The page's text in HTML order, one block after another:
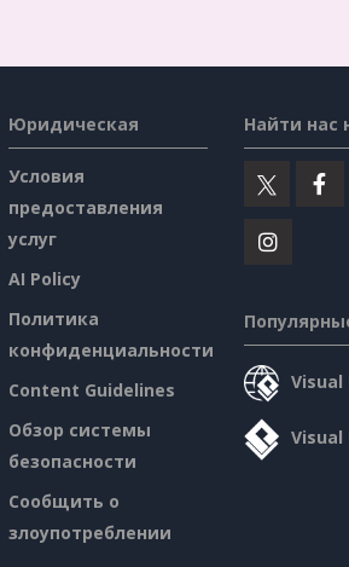
Юридическая
Условия
предоставления
услуг
AI Policy
Политика
конфиденциальности
Content Guidelines
Обзор системы
безопасности
Сообщить о
злоупотреблении
Найти нас
Visual